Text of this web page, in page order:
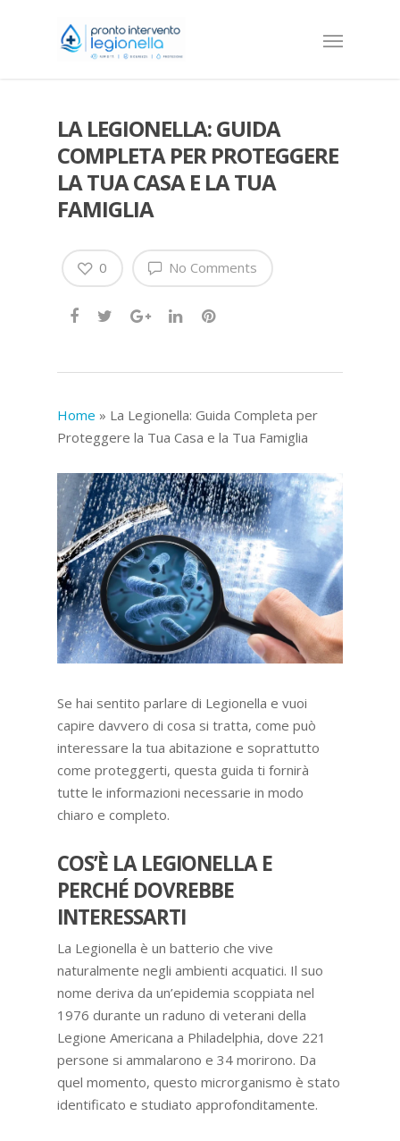
LA LEGIONELLA: GUIDA
COMPLETA PER PROTEGGERE
LA TUA CASA E LA TUA
FAMIGLIA
No Comments
0
Home » La Legionella: Guida Completa per
Proteggere la Tua Casa e la Tua Famiglia
Se hai sentito parlare di Legionella e vuoi
capire davvero di cosa si tratta, come può
interessare la tua abitazione e soprattutto
come proteggerti, questa guida ti fornirà
tutte le informazioni necessarie in modo
chiaro e completo.
COS’È LA LEGIONELLA E
PERCHÉ DOVREBBE
INTERESSARTI
La Legionella è un batterio che vive
naturalmente negli ambienti acquatici. Il suo
nome deriva da un’epidemia scoppiata nel
1976 durante un raduno di veterani della
Legione Americana a Philadelphia, dove 221
persone si ammalarono e 34 morirono. Da
quel momento, questo microrganismo è stato
identificato e studiato approfonditamente.